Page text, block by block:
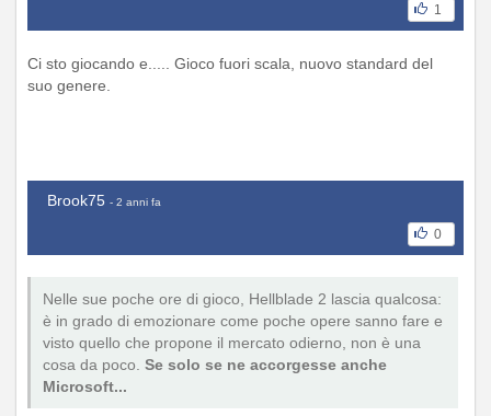
1
Ci sto giocando e..... Gioco fuori scala, nuovo standard del
suo genere.
Brook75 - 2 anni fa
0
Nelle sue poche ore di gioco, Hellblade 2 lascia qualcosa:
è in grado di emozionare come poche opere sanno fare e
visto quello che propone il mercato odierno, non è una
cosa da poco. Se solo se ne accorgesse anche
Microsoft...